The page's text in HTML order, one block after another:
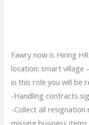
Fawry now is Hiring
location: smart village
in this role you will be
-Handling contracts
-Collect all